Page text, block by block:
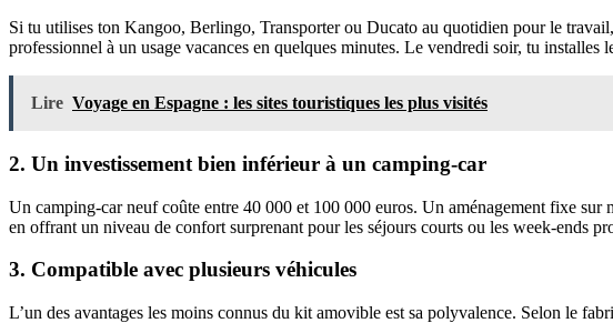
Si tu utilises ton Kangoo, Berlingo, Transporter ou Ducato au quotidien pour le
professionnel à un usage vacances en quelques minutes. Le vendredi soir, tu installes
Lire Voyage en Espagne : les sites touristiques les plus visités
2. Un investissement bien inférieur à un camping-car
Un camping-car neuf coûte entre 40 000 et 100 000 euros. Un aménagement fixe
en offrant un niveau de confort surprenant pour les séjours courts ou les week-ends
3. Compatible avec plusieurs véhicules
L’un des avantages les moins connus du kit amovible est sa polyvalence. Selon le